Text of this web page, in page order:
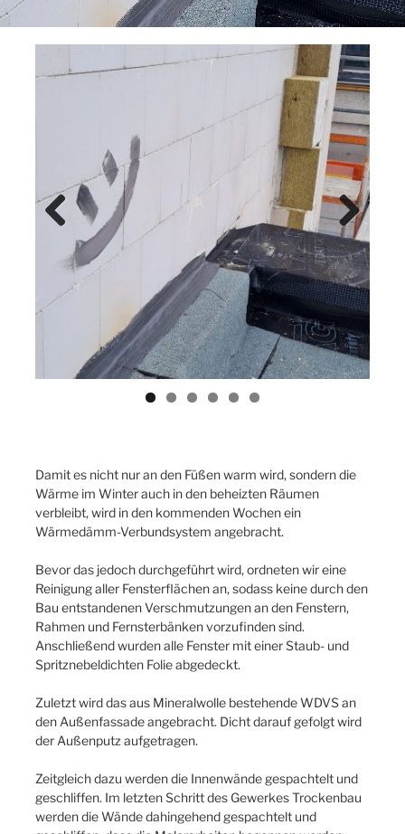
ous
Next
Damit es nicht nur an den Füßen warm wird, sondern die
Wärme im Winter auch in den beheizten Räumen
verbleibt, wird in den kommenden Wochen ein
Wärmedämm-Verbundsystem angebracht.
Bevor das jedoch durchgeführt wird, ordneten wir eine
Reinigung aller Fensterflächen an, sodass keine durch den
Bau entstandenen Verschmutzungen an den Fenstern,
Rahmen und Fernsterbänken vorzufinden sind.
Anschließend wurden alle Fenster mit einer Staub- und
Spritznebeldichten Folie abgedeckt.
Zuletzt wird das aus Mineralwolle bestehende WDVS an
den Außenfassade angebracht. Dicht darauf gefolgt wird
der Außenputz aufgetragen.
Zeitgleich dazu werden die Innenwände gespachtelt und
geschliffen. Im letzten Schritt des Gewerkes Trockenbau
werden die Wände dahingehend gespachtelt und